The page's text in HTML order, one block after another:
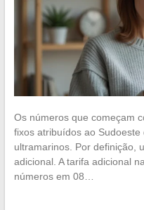
Os números que começam
fixos atribuídos ao
ultramarinos. Por definição,
adicional. A tarifa adicional
números em 08…